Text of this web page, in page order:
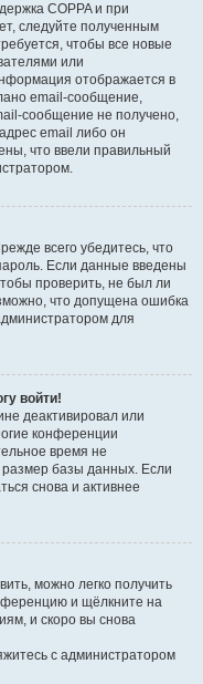
COPPA и при
следуйте полученным
чтобы все новые
или
отображается в
email-сообщение,
сообщение не получено,
email либо он
что ввели правильный
всего убедитесь, что
Если данные введены
проверить, не был ли
что допущена ошибка
для
войти!
деактивировал или
конференции
время не
базы данных. Если
снова и активнее
можно легко получить
и щёлкните на
и скоро вы снова
с администратором